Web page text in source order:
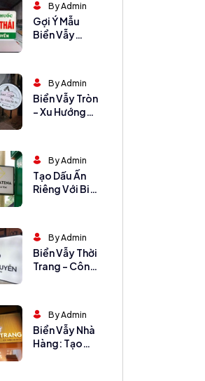
By Admin
Gợi Ý Mẫu
Biển Vẫy
QuảBy Admin
Biển Vẫy Tròn
– Xu Hướng
By Admin
Tạo Dấu Ấn
Riêng Với Biển
By Admin
Biển Vẫy Thời
Trang – Công
By Admin
Biển Vẫy Nhà
Hàng: Tạo